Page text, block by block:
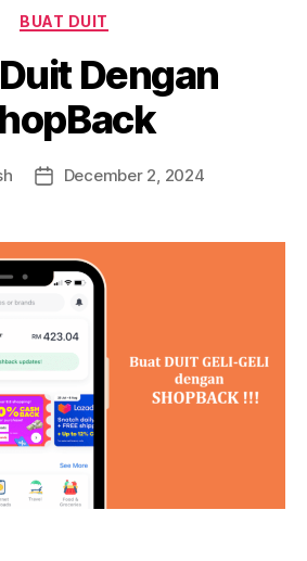
Categories
BUAT DUIT
Dengan
PostDecember 2, 2024